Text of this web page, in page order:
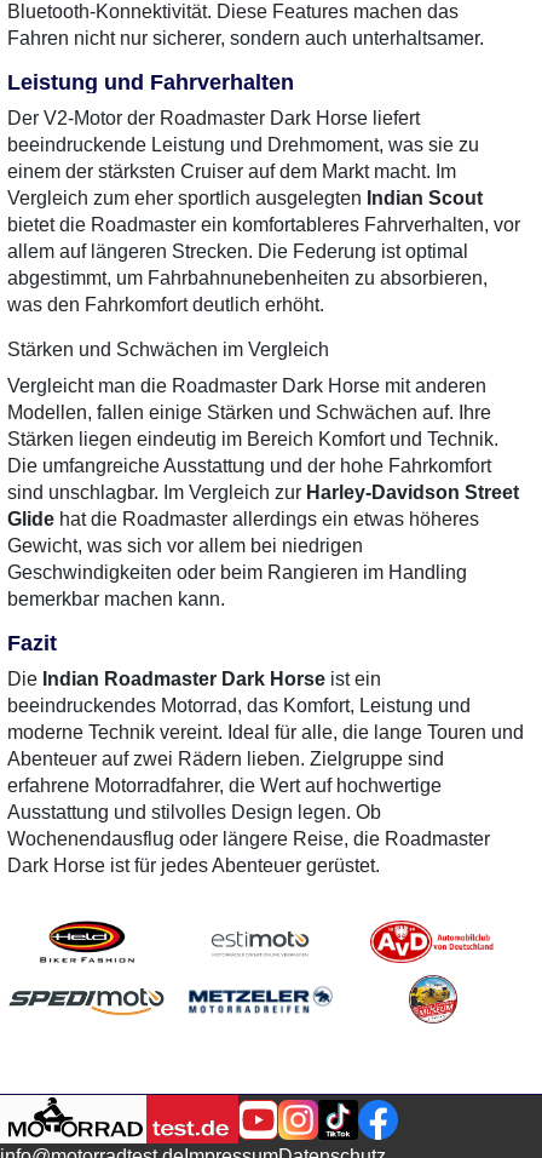
Bluetooth-Konnektivität. Diese Features machen das
Fahren nicht nur sicherer, sondern auch unterhaltsamer.
Leistung und Fahrverhalten
Der V2-Motor der Roadmaster Dark Horse liefert
beeindruckende Leistung und Drehmoment, was sie zu
einem der stärksten Cruiser auf dem Markt macht. Im
Vergleich zum eher sportlich ausgelegten Indian Scout
bietet die Roadmaster ein komfortableres Fahrverhalten, vor
allem auf längeren Strecken. Die Federung ist optimal
abgestimmt, um Fahrbahnunebenheiten zu absorbieren,
was den Fahrkomfort deutlich erhöht.
Stärken und Schwächen im Vergleich
Vergleicht man die Roadmaster Dark Horse mit anderen
Modellen, fallen einige Stärken und Schwächen auf. Ihre
Stärken liegen eindeutig im Bereich Komfort und Technik.
Die umfangreiche Ausstattung und der hohe Fahrkomfort
sind unschlagbar. Im Vergleich zur Harley-Davidson Street
Glide hat die Roadmaster allerdings ein etwas höheres
Gewicht, was sich vor allem bei niedrigen
Geschwindigkeiten oder beim Rangieren im Handling
bemerkbar machen kann.
Fazit
Die Indian Roadmaster Dark Horse ist ein
beeindruckendes Motorrad, das Komfort, Leistung und
moderne Technik vereint. Ideal für alle, die lange Touren und
Abenteuer auf zwei Rädern lieben. Zielgruppe sind
erfahrene Motorradfahrer, die Wert auf hochwertige
Ausstattung und stilvolles Design legen. Ob
Wochenendausflug oder längere Reise, die Roadmaster
Dark Horse ist für jedes Abenteuer gerüstet.